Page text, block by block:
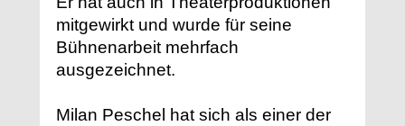
mitgewirkt und wurde für seine
Bühnenarbeit mehrfach
ausgezeichnet.
Milan Peschel hat sich als einer der